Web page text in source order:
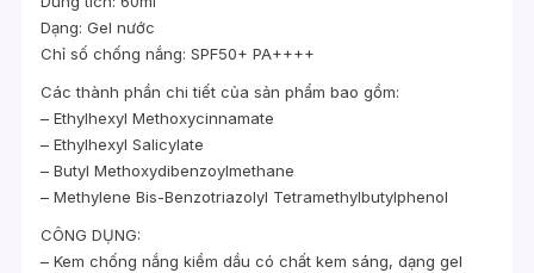
Dạng: Gel nước
Chỉ số chống nắng: SPF50+ PA++++
Các thành phần chi tiết của sản phẩm bao gồm:
– Ethylhexyl Methoxycinnamate
– Ethylhexyl Salicylate
– Butyl Methoxydibenzoylmethane
– Methylene Bis-Benzotriazolyl Tetramethylbutylphenol
CÔNG DỤNG:
– Kem chống nắng kiềm dầu có chất kem sáng, dạng gel